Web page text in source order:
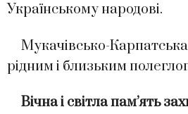
Українському народові.
Мукачівсько-
рідним і близьким
Вічна і світла пам’ять